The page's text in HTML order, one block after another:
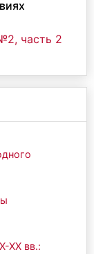
часть 2
ХХ вв.: